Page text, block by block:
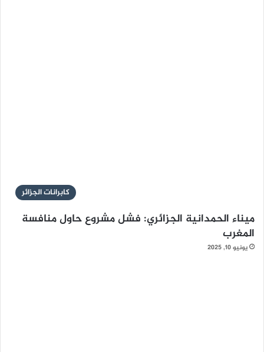
كابرانات الجزائر
ميناء الحمدانية الجزائري: فشل مشروع حاول منافسة
المغرب
يونيو 10, 2025